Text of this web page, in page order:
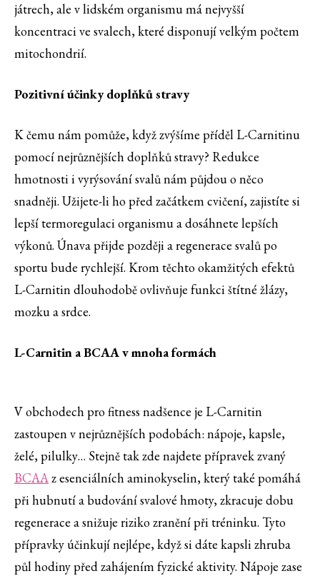
játrech, ale v lidském organismu má nejvyšší
koncentraci ve svalech, které disponují velkým počtem
mitochondrií.
Pozitivní účinky doplňků stravy
K čemu nám pomůže, když zvýšíme příděl L-Carnitinu
pomocí nejrůznějších doplňků stravy? Redukce
hmotnosti i vyrýsování svalů nám půjdou o něco
snadněji. Užijete-li ho před začátkem cvičení, zajistíte si
lepší termoregulaci organismu a dosáhnete lepších
výkonů. Únava přijde později a regenerace svalů po
sportu bude rychlejší. Krom těchto okamžitých efektů
L-Carnitin dlouhodobě ovlivňuje funkci štítné žlázy,
mozku a srdce.
L-Carnitin a BCAA v mnoha formách
V obchodech pro fitness nadšence je L-Carnitin
zastoupen v nejrůznějších podobách: nápoje, kapsle,
želé, pilulky… Stejně tak zde najdete přípravek zvaný
BCAAz esenciálních aminokyselin, který také pomáhá
při hubnutí a budování svalové hmoty, zkracuje dobu
regenerace a snižuje riziko zranění při tréninku. Tyto
přípravky účinkují nejlépe, když si dáte kapsli zhruba
půl hodiny před zahájením fyzické aktivity. Nápoje zase